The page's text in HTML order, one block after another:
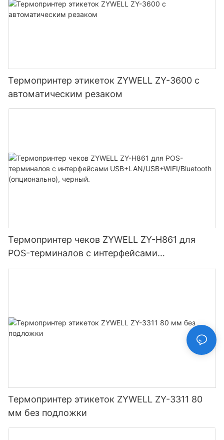
Термопринтер этикеток ZYWELL ZY-3600 с
автоматическим резаком
Термопринтер чеков ZYWELL ZY-H861 для
POS-терминалов с интерфейсами
USB+LAN/USB+WIFI/Bluetooth (опционально),
Термопринтер этикеток ZYWELL ZY-3311 80
мм без подложки